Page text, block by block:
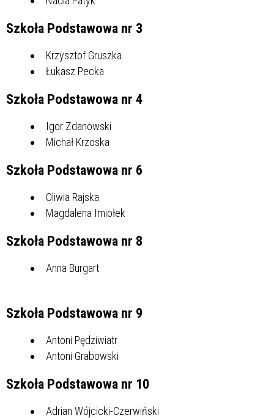
Szkoła Podstawowa nr 3
Krzysztof Gruszka
Łukasz Pecka
Szkoła Podstawowa nr 4
Igor Zdanowski
Michał Krzoska
Szkoła Podstawowa nr 6
Oliwia Rajska
Magdalena Imiołek
Szkoła Podstawowa nr 8
Anna Burgart
Szkoła Podstawowa nr 9
Antoni Pędziwiatr
Antoni Grabowski
Szkoła Podstawowa nr 10
Adrian Wójcicki-Czerwiński